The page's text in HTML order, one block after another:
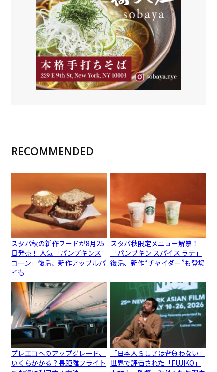
RECOMMENDED
スタバ秋の新作フードが8月25
日発売！ 人気「パンプキンス
コーン」復活、新作アップルパ
イも
スタバ秋限定メニュー解禁！
「パンプキン スパイス ラテ」
復活、新作“チャイダー”も登場
プレエコへのアップグレード、
いくらかかる？長距離フライト
「日本人らしさは背負わない」
世界で評価された「FUJIKO」